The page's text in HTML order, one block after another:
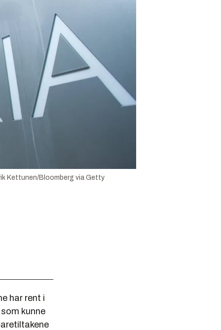
Kettunen/Bloomberg via Getty
har rent i
kunne